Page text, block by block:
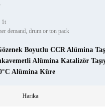
1t
demand, drum or ton pack
Boyutlu CCR Alümina
Alümina Katalizör
Alümina Küre
Harika